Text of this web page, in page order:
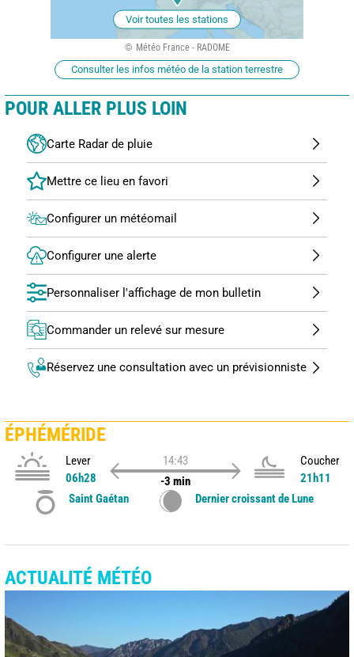
Voir toutes les stations
Météo France - RADOME
Consulter les infos météo de la station terrestre
POUR ALLER PLUS LOIN
Carte Radar de pluie
Configurer un météomail
Configurer une alerte
Personnaliser l'affichage de mon bulletin
Commander un relevé sur mesure
Réservez une consultation avec un prévisionniste
ÉPHÉMÉRIDE
Lever
06h28
14:43
-3 min
Coucher
21h11
Saint Gaétan
Dernier croissant de Lune
ACTUALITÉ MÉTÉO